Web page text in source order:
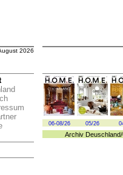
2026
06-08/26 05/26
Archiv Deuschland/